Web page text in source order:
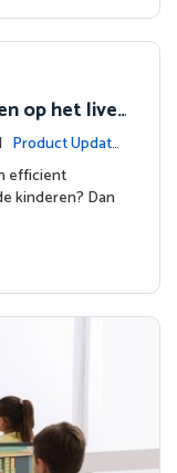
op het live
Product Update
efficient
kinderen? Dan